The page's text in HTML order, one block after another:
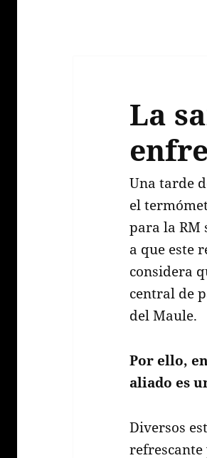
La
Una tarde
el
para la RM
a que este
considera
central de
del Maule.
Por ello,
aliado es
Diversos